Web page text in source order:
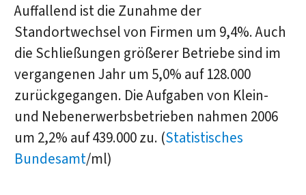
Auffallend ist die Zunahme der
Standortwechsel von Firmen um 9,4%. Auch
die Schließungen größerer Betriebe sind im
vergangenen Jahr um 5,0% auf 128.000
zurückgegangen. Die Aufgaben von Klein-
und Nebenerwerbsbetrieben nahmen 2006
um 2,2% auf 439.000 zu. (Statistisches
Bundesamt/ml)